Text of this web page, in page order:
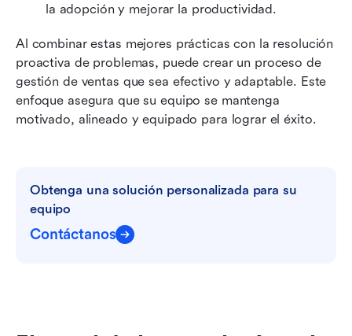
la adopción y mejorar la productividad.
Al combinar estas mejores prácticas con la resolución
proactiva de problemas, puede crear un proceso de
gestión de ventas que sea efectivo y adaptable. Este
enfoque asegura que su equipo se mantenga
motivado, alineado y equipado para lograr el éxito.
Obtenga una solución personalizada para su
equipo
Contáctanos